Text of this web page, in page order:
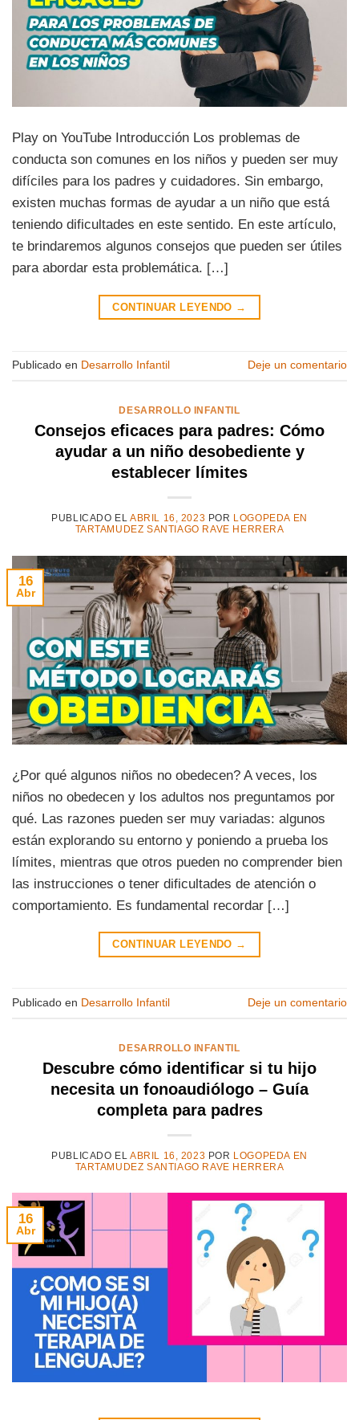
Play on YouTube Introducción Los problemas de
conducta son comunes en los niños y pueden ser muy
difíciles para los padres y cuidadores. Sin embargo,
existen muchas formas de ayudar a un niño que está
teniendo dificultades en este sentido. En este artículo,
te brindaremos algunos consejos que pueden ser útiles
para abordar esta problemática. […]
CONTINUAR LEYENDO →
Publicado en Desarrollo Infantil Deje un comentario
DESARROLLO INFANTIL
Consejos eficaces para padres: Cómo
ayudar a un niño desobediente y
establecer límites
PUBLICADO EL ABRIL 16, 2023 POR LOGOPEDA EN
TARTAMUDEZ SANTIAGO RAVE HERRERA
16
Abr
¿Por qué algunos niños no obedecen? A veces, los
niños no obedecen y los adultos nos preguntamos por
qué. Las razones pueden ser muy variadas: algunos
están explorando su entorno y poniendo a prueba los
límites, mientras que otros pueden no comprender bien
las instrucciones o tener dificultades de atención o
comportamiento. Es fundamental recordar […]
CONTINUAR LEYENDO →
Publicado en Desarrollo Infantil Deje un comentario
DESARROLLO INFANTIL
Descubre cómo identificar si tu hijo
necesita un fonoaudiólogo – Guía
completa para padres
PUBLICADO EL ABRIL 16, 2023 POR LOGOPEDA EN
TARTAMUDEZ SANTIAGO RAVE HERRERA
16
Abr